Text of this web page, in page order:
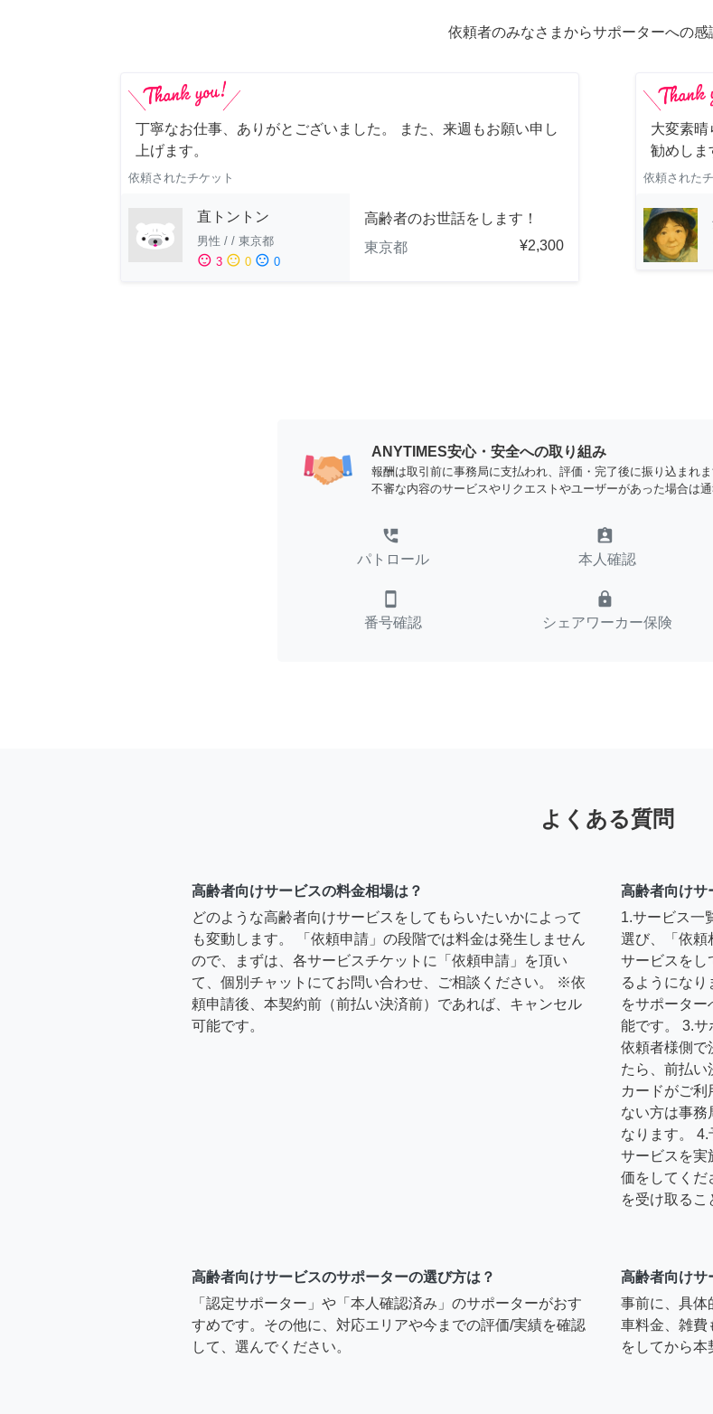
依頼者のみなさまからサポーターへの感
丁寧なお仕事、ありがとございました。 また、来週もお願い申し
上げます。
依頼されたチケット
直トントン
男性 / / 東京都
sentiment_satisfied 3 sentiment_neutral 0 sentiment_dissatisfied 0
高齢者のお世話をします！
東京都
¥2,300
大変素晴
勧めしま
依頼された
ANYTIMES安心・安全への取り組み
報酬は取引前に事務局に支払われ、評価・完了後に振り込まれ
不審な内容のサービスやリクエストやユーザーがあった場合は通
perm_phone_msg
パトロール
assignment_ind
本人確認
smartphone
番号確認
lock
シェアワーカー保険
よくある質問
高齢者向けサービスの料金相場は？
どのような高齢者向けサービスをしてもらいたいかによって
も変動します。 「依頼申請」の段階では料金は発生しません
ので、まずは、各サービスチケットに「依頼申請」を頂い
て、個別チャットにてお問い合わせ、ご相談ください。 ※依
頼申請後、本契約前（前払い決済前）であれば、キャンセル
可能です。
高齢者向けサ
1.サービス一
選び、「依頼
サービスをし
るようにな
をサポータ
能です。 3.サ
依頼者様側で
たら、前払い
カードがご
ない方は事務
なります。
サービスを実
価をしてくだ
を受け取るこ
高齢者向けサービスのサポーターの選び方は？
「認定サポーター」や「本人確認済み」のサポーターがおす
すめです。その他に、対応エリアや今までの評価/実績を確認
して、選んでください。
高齢者向けサ
事前に、具体
車料金、雑費
をしてから本